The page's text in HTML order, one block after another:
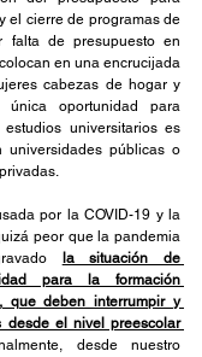
el cierre de programas de
falta de presupuesto en
en una encrucijada
cabezas de hogar y
única oportunidad para
universitarios es
universidades públicas o
por la COVID-19 y la
peor que la pandemia
la situación de
para la formación
que deben interrumpir y
desde el nivel preescolar
desde nuestro